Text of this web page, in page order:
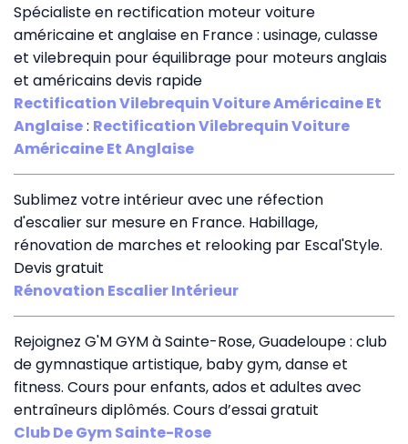
Spécialiste en rectification moteur voiture
américaine et anglaise en France : usinage, culasse
et vilebrequin pour équilibrage pour moteurs anglais
et américains devis rapide
Rectification Vilebrequin Voiture Américaine Et
Anglaise: Rectification Vilebrequin Voiture
Américaine Et Anglaise
Sublimez votre intérieur avec une réfection
d'escalier sur mesure en France. Habillage,
rénovation de marches et relooking par Escal'Style.
Devis gratuit
Rénovation Escalier Intérieur
Rejoignez G'M GYM à Sainte-Rose, Guadeloupe : club
de gymnastique artistique, baby gym, danse et
fitness. Cours pour enfants, ados et adultes avec
entraîneurs diplômés. Cours d’essai gratuit
Club De Gym Sainte-Rose